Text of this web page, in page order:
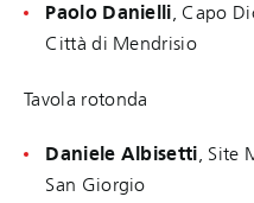
Paolo Danielli, Capo
Città di Mendrisio
Tavola rotonda
Daniele Albisetti, Site
San Giorgio